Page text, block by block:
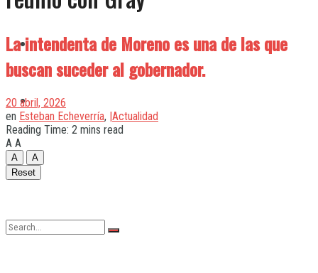
Quilmes
Varela
La intendenta de Moreno es una de las que
buscan suceder al gobernador.
20 abril, 2026
en Esteban Echeverría, |Actualidad
Reading Time: 2 mins read
A A
A
A
Reset